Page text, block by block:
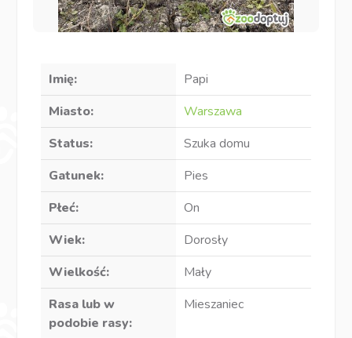
Imię:
Papi
Miasto:
Warszawa
Status:
Szuka domu
Gatunek:
Pies
Płeć:
On
Wiek:
Dorosły
Wielkość:
Mały
Rasa lub w
podobie rasy:
Mieszaniec